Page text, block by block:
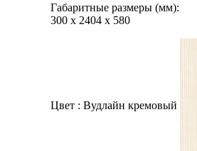
Габаритные размеры (мм):
300 х 2404 х 580
Цвет : Вудлайн кремовый